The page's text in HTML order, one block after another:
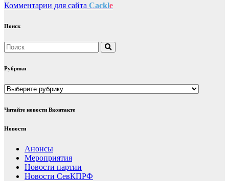
Комментарии для сайта Cackle
Поиск
Рубрики
Рубрики
Читайте новости Вконтакте
Новости
Анонсы
Мероприятия
Новости партии
Новости СевКПРФ